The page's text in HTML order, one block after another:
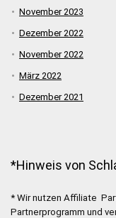
November 2023
Dezember 2022
November 2022
März 2022
Dezember 2021
*Hinweis von
* Wir nutzen Affiliate
Partnerprogramm und